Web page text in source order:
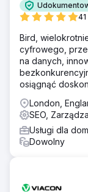
Bird,
cyfrowego,
na danych,
osiągnąć
London,
SEO,
Usługi dla
Dowolny